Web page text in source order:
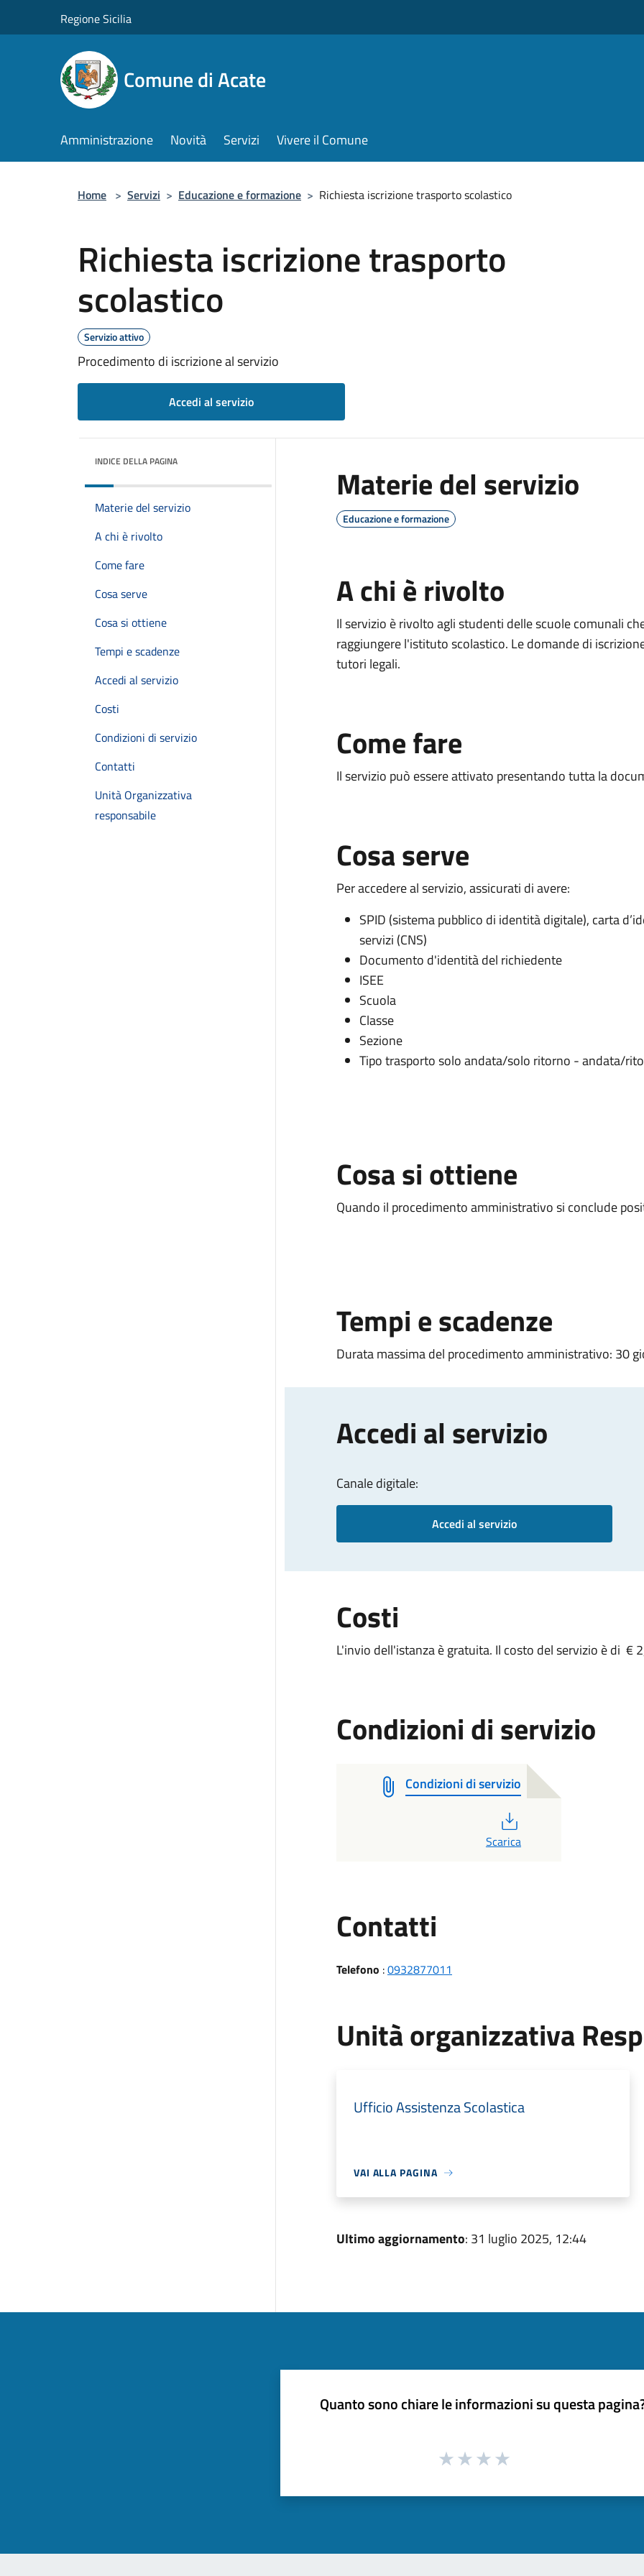
Regione Sicilia
Comune di Acate
Amministrazione Novità Servizi Vivere il Comune
Home > Servizi > Educazione e formazione > Richiesta iscrizione trasporto scolastico
Richiesta iscrizione trasporto
scolastico
Servizio attivo
Procedimento di iscrizione al servizio
Accedi al servizio
INDICE DELLA PAGINA
Materie del servizio
A chi è rivolto
Come fare
Cosa serve
Cosa si ottiene
Tempi e scadenze
Accedi al servizio
Costi
Condizioni di servizio
Contatti
Unità Organizzativa
responsabile
Materie del servizio
Educazione e formazione
A chi è rivolto
Il servizio è rivolto agli studenti delle scuole comunali
raggiungere l'istituto scolastico. Le domande di
tutori legali.
Come fare
Il servizio può essere attivato presentando tutta la
Cosa serve
Per accedere al servizio, assicurati di avere:
SPID (sistema pubblico di identità digitale), carta
servizi (CNS)
Documento d'identità del richiedente
ISEE
Scuola
Classe
Sezione
Tipo trasporto solo andata/solo ritorno - andata/
Cosa si ottiene
Quando il procedimento amministrativo si conclude
Tempi e scadenze
Durata massima del procedimento amministrativo: 30
Accedi al servizio
Canale digitale:
Accedi al servizio
Costi
L'invio dell'istanza è gratuita. Il costo del servizio è di €
Condizioni di servizio
Condizioni di servizio
Scarica
Contatti
Telefono :0932877011
Unità organizzativa
Ufficio Assistenza Scolastica
VAI ALLA PAGINA
Ultimo aggiornamento: 31 luglio 2025, 12:44
Quanto sono chiare le informazioni su questa